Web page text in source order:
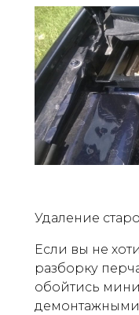
Удаление
Если вы не
разборку
обойтись
демонтажными